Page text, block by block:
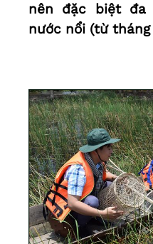
nên đặc biệt đa
nước nổi (từ tháng